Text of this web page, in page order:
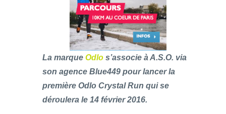
La marque Odlo s’associe à A.S.O. via
son agence Blue449 pour lancer la
première Odlo Crystal Run qui se
déroulera le 14 février 2016.